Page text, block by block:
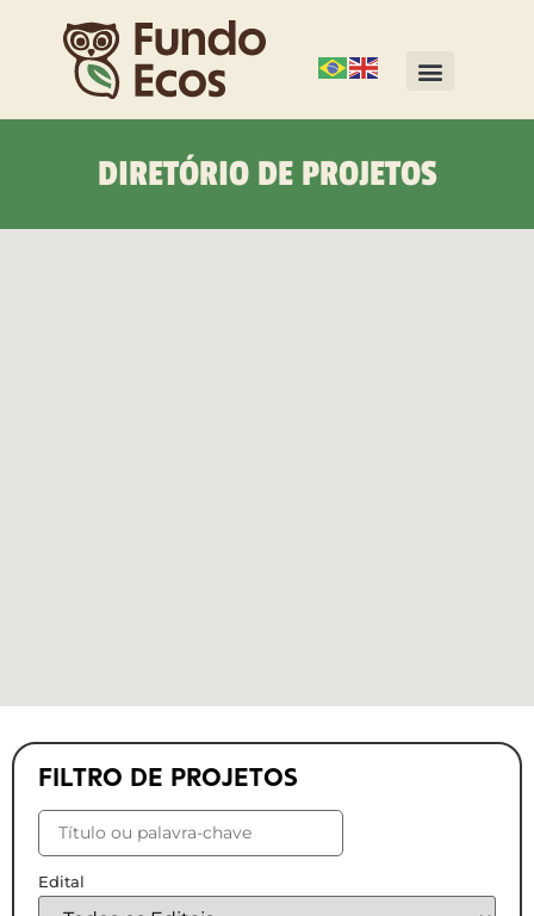
DIRETÓRIO DE PROJETOS
FILTRO DE PROJETOS
Edital